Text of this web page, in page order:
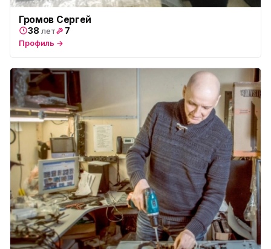
Громов Сергей
38 лет 7
Профиль →